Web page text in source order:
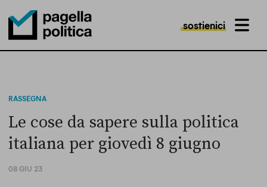
Pagella Politica Logo
sostienici MENU
RASSEGNA
Le cose da sapere sulla politica
italiana per giovedì 8 giugno
08 GIU 23